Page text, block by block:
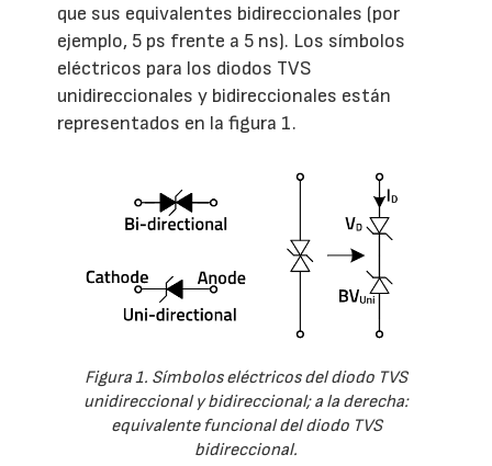
que sus equivalentes bidireccionales (por
ejemplo, 5 ps frente a 5 ns). Los símbolos
eléctricos para los diodos TVS
unidireccionales y bidireccionales están
representados en la figura 1.
Figura 1. Símbolos eléctricos del diodo TVS
unidireccional y bidireccional; a la derecha:
equivalente funcional del diodo TVS
bidireccional.